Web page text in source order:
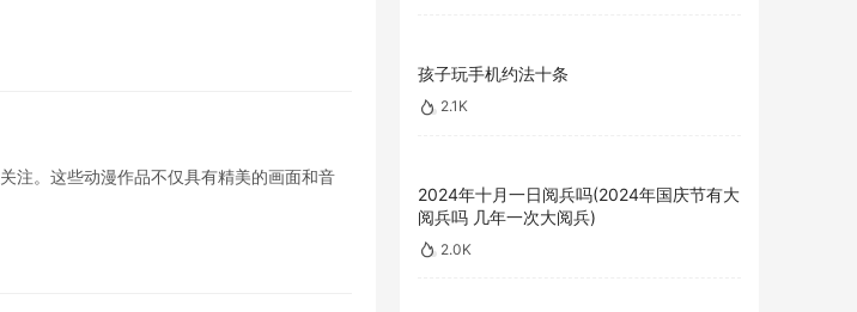
注。这些动漫作品不仅具有精美的画面和音
孩子玩手机约法十条
2.1K
2024年十月一日阅兵吗(2024年国庆节有大
阅兵吗 几年一次大阅兵)
2.0K